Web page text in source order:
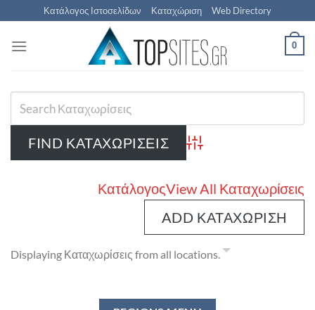
Μετάβαση
στο
περιεχόμενο
Κατάλογος Ιστοσελίδων Καταχώριση Web Directory
0
Advanced Search
ΚατάλογοςView All Καταχωρίσεις
ADD ΚΑΤΑΧΏΡΙΣΗ
Displaying Καταχωρίσεις from all locations.